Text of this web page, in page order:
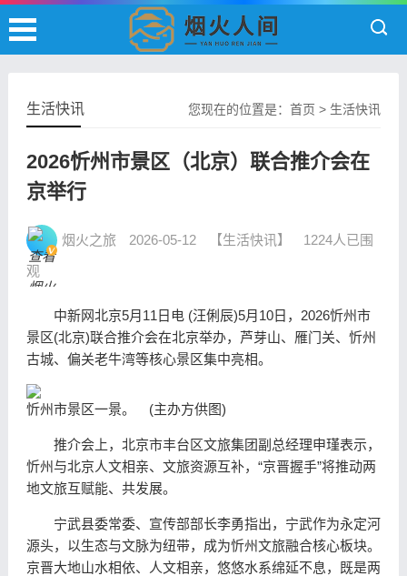
您现在的位置是：首页 > 生活快讯
生活快讯
2026忻州市景区（北京）联合推介会在
京举行
烟火之旅 2026-05-12 【生活快讯】
1224人已围
观
中新网北京5月11日电 (汪俐辰)5月10日，2026忻州市
景区(北京)联合推介会在北京举办，芦芽山、雁门关、忻州
古城、偏关老牛湾等核心景区集中亮相。
忻州市景区一景。 (主办方供图)
推介会上，北京市丰台区文旅集团副总经理申瑾表示，
忻州与北京人文相亲、文旅资源互补，“京晋握手”将推动两
地文旅互赋能、共发展。
宁武县委常委、宣传部部长李勇指出，宁武作为永定河
源头，以生态与文脉为纽带，成为忻州文旅融合核心板块。
京晋大地山水相依、人文相亲，悠悠水系绵延不息，既是两